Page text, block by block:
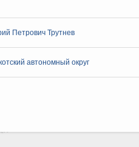
Петрович Трутнев
автономный округ
заседание
130
построено под